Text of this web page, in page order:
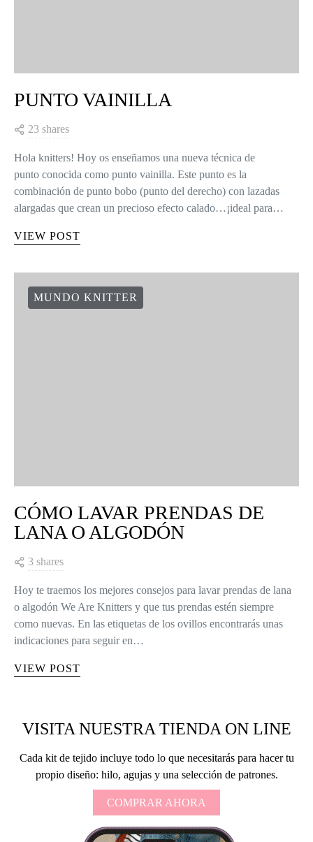
PUNTO VAINILLA
23 shares
Hola knitters! Hoy os enseñamos una nueva técnica de
punto conocida como punto vainilla. Este punto es la
combinación de punto bobo (punto del derecho) con lazadas
alargadas que crean un precioso efecto calado…¡ideal para…
VIEW POST
MUNDO KNITTER
CÓMO LAVAR PRENDAS DE
LANA O ALGODÓN
3 shares
Hoy te traemos los mejores consejos para lavar prendas de lana
o algodón We Are Knitters y que tus prendas estén siempre
como nuevas. En las etiquetas de los ovillos encontrarás unas
indicaciones para seguir en…
VIEW POST
VISITA NUESTRA TIENDA ON LINE
Cada kit de tejido incluye todo lo que necesitarás para hacer tu
propio diseño: hilo, agujas y una selección de patrones.
COMPRAR AHORA